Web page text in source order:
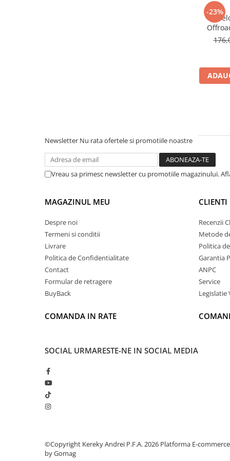
-23%
Newsletter Nu rata ofertele si promotiile noastre
Vreau sa primesc newsletter cu promotiile magazinului.
MAGAZINUL MEU
Despre noi
Termeni si conditii
Livrare
Politica de Confidentialitate
Contact
Formular de retragere
BuyBack
COMANDA IN RATE
CLIENTI
Recenzii
Metode
Politica
Garantia
ANPC
Service
Legislatie
SOCIAL URMARESTE-NE IN SOCIAL MEDIA
©Copyright Kereky Andrei P.F.A. 2026 Platforma E-commerce
by Gomag